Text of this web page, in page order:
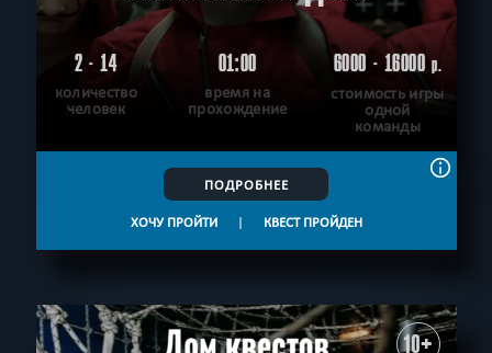
2 - 14
количество
человек
01:00
время на
прохождение
6000 - 16000р.
стоимость игры
одной
команды
ПОДРОБНЕЕ
ХОЧУ ПРОЙТИ | КВЕСТ ПРОЙДЕН
10+